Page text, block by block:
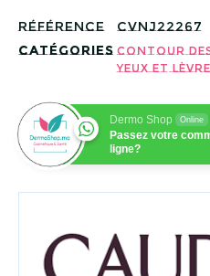
Référence
CVNJ22267
Catégories Contour
Yeux et
Dermo Shop Online
Passez votre
ligne?